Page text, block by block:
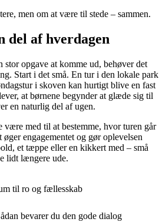
men om at være til stede – sammen.
del af hverdagen
stor opgave at komme ud, behøver det
Start i det små. En tur i den lokale park
i skoven kan hurtigt blive en fast
at børnene begynder at glæde sig til
en naturlig del af ugen.
være med til at bestemme, hvor turen går
engagementet og gør oplevelsen
et tæppe eller en kikkert med – små
lidt længere ude.
til ro og fællesskab
bevarer du den gode dialog